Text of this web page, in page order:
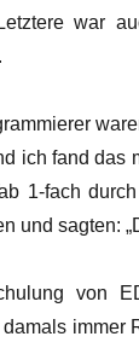
war
ich fand das
1-fach
und sagten:
von
damals immer